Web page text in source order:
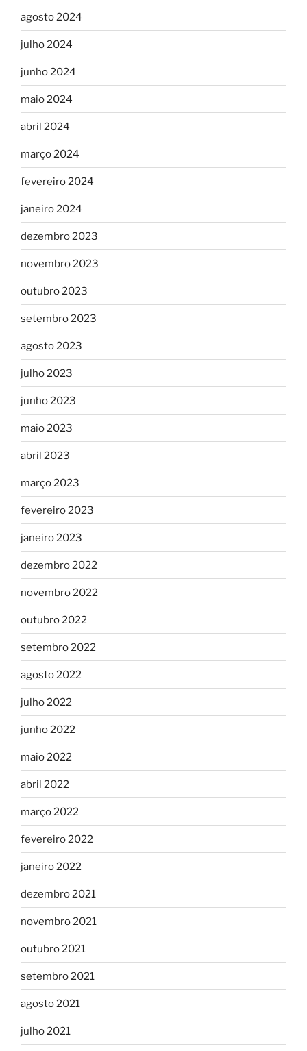
agosto 2024
julho 2024
junho 2024
maio 2024
abril 2024
março 2024
fevereiro 2024
janeiro 2024
dezembro 2023
novembro 2023
outubro 2023
setembro 2023
agosto 2023
julho 2023
junho 2023
maio 2023
abril 2023
março 2023
fevereiro 2023
janeiro 2023
dezembro 2022
novembro 2022
outubro 2022
setembro 2022
agosto 2022
julho 2022
junho 2022
maio 2022
abril 2022
março 2022
fevereiro 2022
janeiro 2022
dezembro 2021
novembro 2021
outubro 2021
setembro 2021
agosto 2021
julho 2021